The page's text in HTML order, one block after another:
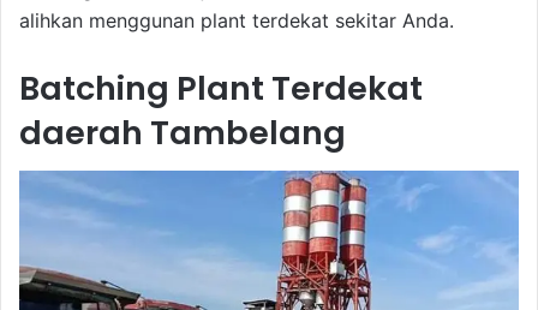
alihkan menggunan plant terdekat sekitar Anda.
Batching Plant Terdekat
daerah Tambelang